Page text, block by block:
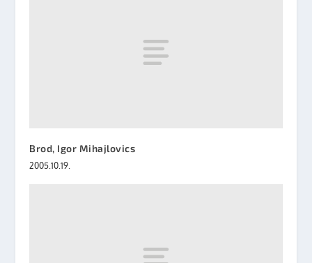
Brod, Igor Mihajlovics
2005.10.19.